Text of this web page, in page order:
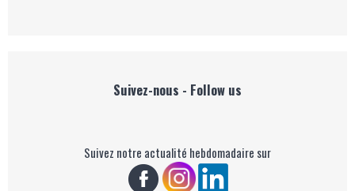
Suivez-nous - Follow us
Suivez notre actualité hebdomadaire sur